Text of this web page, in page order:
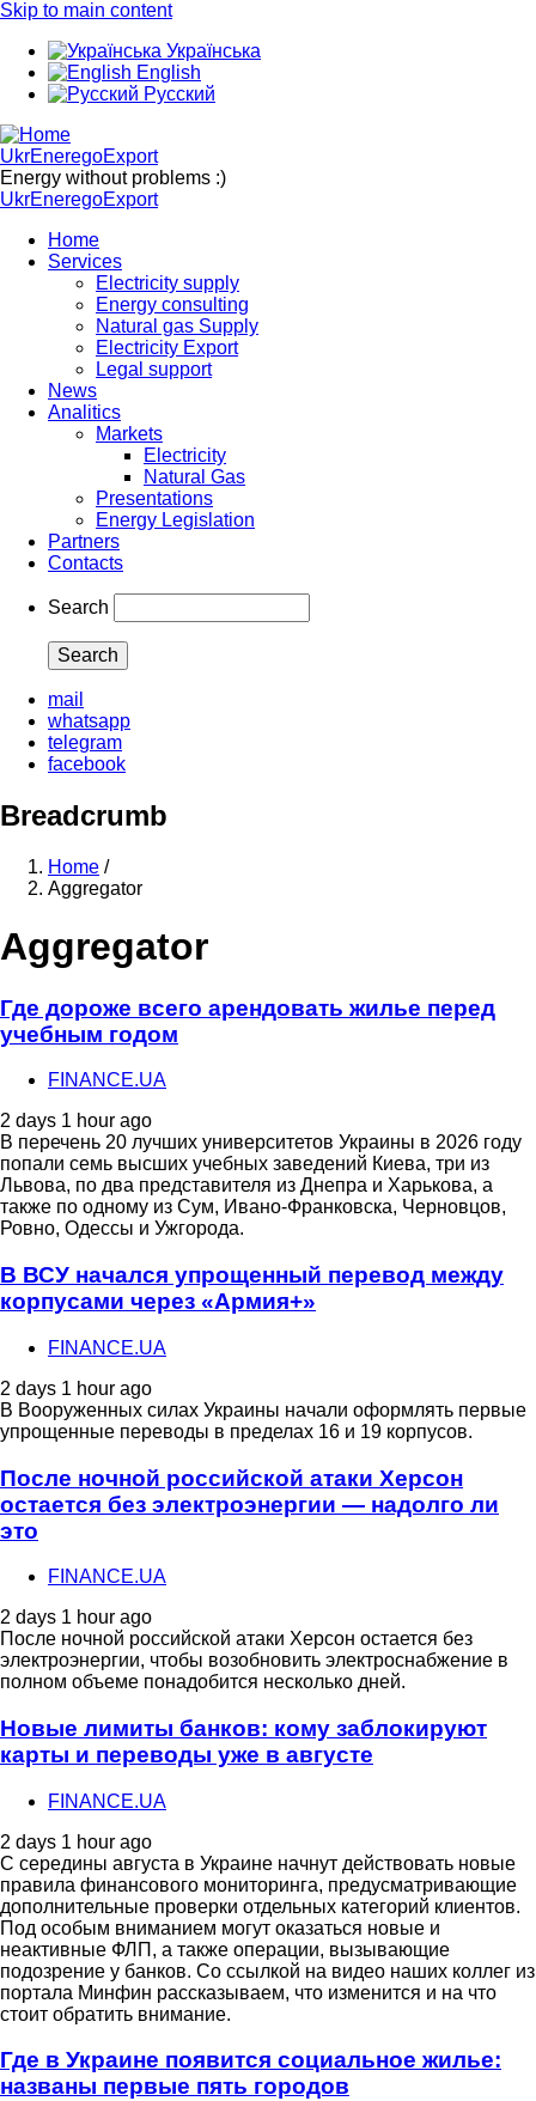
Skip to main content
Українська
English
Русский
UkrEneregoExport
Energy without problems :)
UkrEneregoExport
Home
Services
Electricity supply
Energy consulting
Natural gas Supply
Electricity Export
Legal support
News
Analitics
Markets
Electricity
Natural Gas
Presentations
Energy Legislation
Partners
Contacts
Search
mail
whatsapp
telegram
facebook
Breadcrumb
Home /
Aggregator
Aggregator
Где дороже всего арендовать жилье перед
учебным годом
FINANCE.UA
2 days 1 hour ago
В перечень 20 лучших университетов Украины в 2026 году
попали семь высших учебных заведений Киева, три из
Львова, по два представителя из Днепра и Харькова, а
также по одному из Сум, Ивано-Франковска, Черновцов,
Ровно, Одессы и Ужгорода.
В ВСУ начался упрощенный перевод между
корпусами через «Армия+»
FINANCE.UA
2 days 1 hour ago
В Вооруженных силах Украины начали оформлять первые
упрощенные переводы в пределах 16 и 19 корпусов.
После ночной российской атаки Херсон
остается без электроэнергии — надолго ли
это
FINANCE.UA
2 days 1 hour ago
После ночной российской атаки Херсон остается без
электроэнергии, чтобы возобновить электроснабжение в
полном объеме понадобится несколько дней.
Новые лимиты банков: кому заблокируют
карты и переводы уже в августе
FINANCE.UA
2 days 1 hour ago
С середины августа в Украине начнут действовать новые
правила финансового мониторинга, предусматривающие
дополнительные проверки отдельных категорий клиентов.
Под особым вниманием могут оказаться новые и
неактивные ФЛП, а также операции, вызывающие
подозрение у банков. Со ссылкой на видео наших коллег из
портала Минфин рассказываем, что изменится и на что
стоит обратить внимание.
Где в Украине появится социальное жилье:
названы первые пять городов